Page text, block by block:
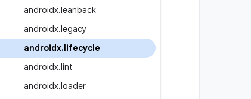
androidx.leanback
androidx.legacy
androidx.lifecycle
androidx.lint
androidx.loader